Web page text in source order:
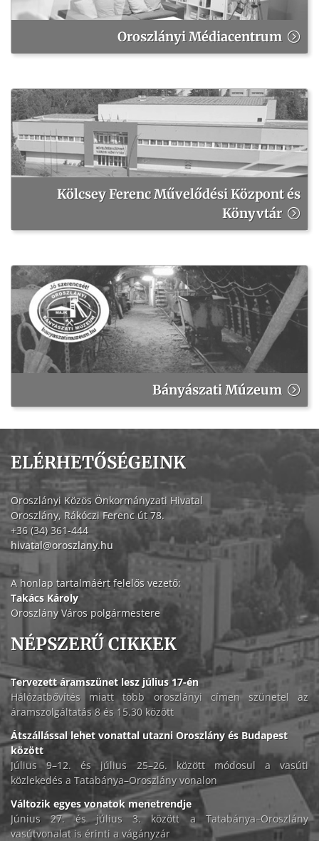
Oroszlányi Médiacentrum
Kölcsey Ferenc Művelődési Központ és
Könyvtár
Bányászati Múzeum
ELÉRHETŐSÉGEINK
Oroszlányi Közös Önkormányzati Hivatal
Oroszlány, Rákóczi Ferenc út 78.
+36 (34) 361-444
hivatal@oroszlany.hu
A honlap tartalmáért felelős vezető:
Takács Károly
Oroszlány Város polgármestere
NÉPSZERŰ CIKKEK
Tervezett áramszünet lesz július 17-én
Hálózatbővítés miatt több oroszlányi címen szünetel az
áramszolgáltatás 8 és 15.30 között
Átszállással lehet vonattal utazni Oroszlány és Budapest
között
Július 9–12. és július 25–26. között módosul a vasúti
közlekedés a Tatabánya–Oroszlány vonalon
Változik egyes vonatok menetrendje
Június 27. és július 3. között a Tatabánya–Oroszlány
vasútvonalat is érinti a vágányzár